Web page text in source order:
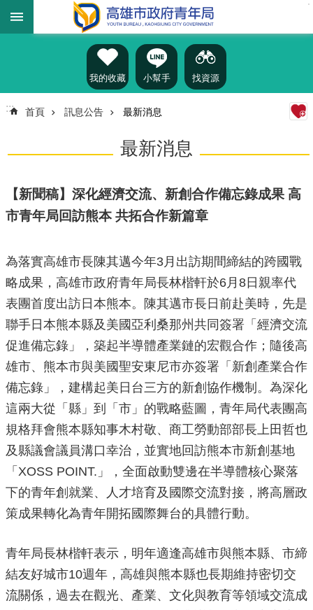
跳到主要內容區塊
識
訊
息
告
雄
青
資
源
主
題
專
區
便
民
服
務
公
開
資
網
站
導
我的收藏 小幫手 找資源
::: 首頁 訊息公告 最新消息
最新消息
【新聞稿】深化經濟交流、新創合作備忘錄成果 高
市青年局回訪熊本 共拓合作新篇章
為落實高雄市長陳其邁今年3月出訪期間締結的跨國戰
略成果，高雄市政府青年局長林楷軒於6月8日親率代
表團首度出訪日本熊本。陳其邁市長日前赴美時，先是
聯手日本熊本縣及美國亞利桑那州共同簽署「經濟交流
促進備忘錄」，築起半導體產業鏈的宏觀合作；隨後高
雄市、熊本市與美國聖安東尼市亦簽署「新創產業合作
備忘錄」，建構起美日台三方的新創協作機制。為深化
這兩大從「縣」到「市」的戰略藍圖，青年局代表團高
規格拜會熊本縣知事木村敬、商工勞動部部長上田哲也
及縣議會議員溝口幸治，並實地回訪熊本市新創基地
「XOSS POINT.」，全面啟動雙邊在半導體核心聚落
下的青年創就業、人才培育及國際交流對接，將高層政
策成果轉化為青年開拓國際舞台的具體行動。
青年局長林楷軒表示，明年適逢高雄市與熊本縣、市締
結友好城市10週年，高雄與熊本縣也長期維持密切交
流關係，過去在觀光、產業、文化與教育等領域交流成